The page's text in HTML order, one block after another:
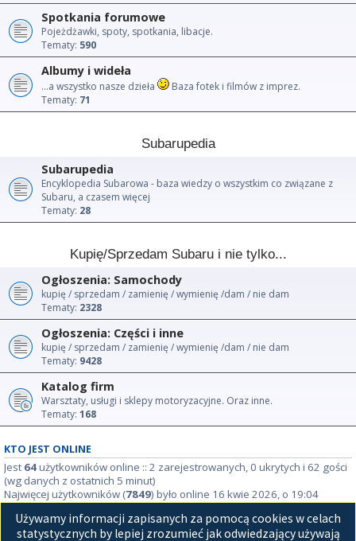
Spotkania forumowe
Pojeżdżawki, spoty, spotkania, libacje.
Tematy: 590
Albumy i wideła
...a wszystko nasze dzieła
Baza fotek i filmów z imprez.
Tematy: 71
Subarupedia
Subarupedia
Encyklopedia Subarowa - baza wiedzy o wszystkim co związane z
Subaru, a czasem więcej
Tematy: 28
Kupię/Sprzedam Subaru i nie tylko...
Ogłoszenia: Samochody
kupię / sprzedam / zamienię / wymienię /dam / nie dam
Tematy: 2328
Ogłoszenia: Części i inne
kupię / sprzedam / zamienię / wymienię /dam / nie dam
Tematy: 9428
Katalog firm
Warsztaty, usługi i sklepy motoryzacyjne. Oraz inne.
Tematy: 168
KTO JEST ONLINE
Jest 64użytkowników online :: 2 zarejestrowanych, 0 ukrytych i 62 gości
(wg danych z ostatnich 5 minut)
Najwięcej użytkowników (7849) było online 16 kwie 2026, o 19:04
STATYSTYKI
Używamy informacji zapisanych za pomocą cookies w celach
statystycznych by lepiej zrozumieć jak odwiedzający używają